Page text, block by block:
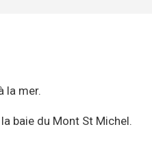
la mer.
baie du Mont St Michel.